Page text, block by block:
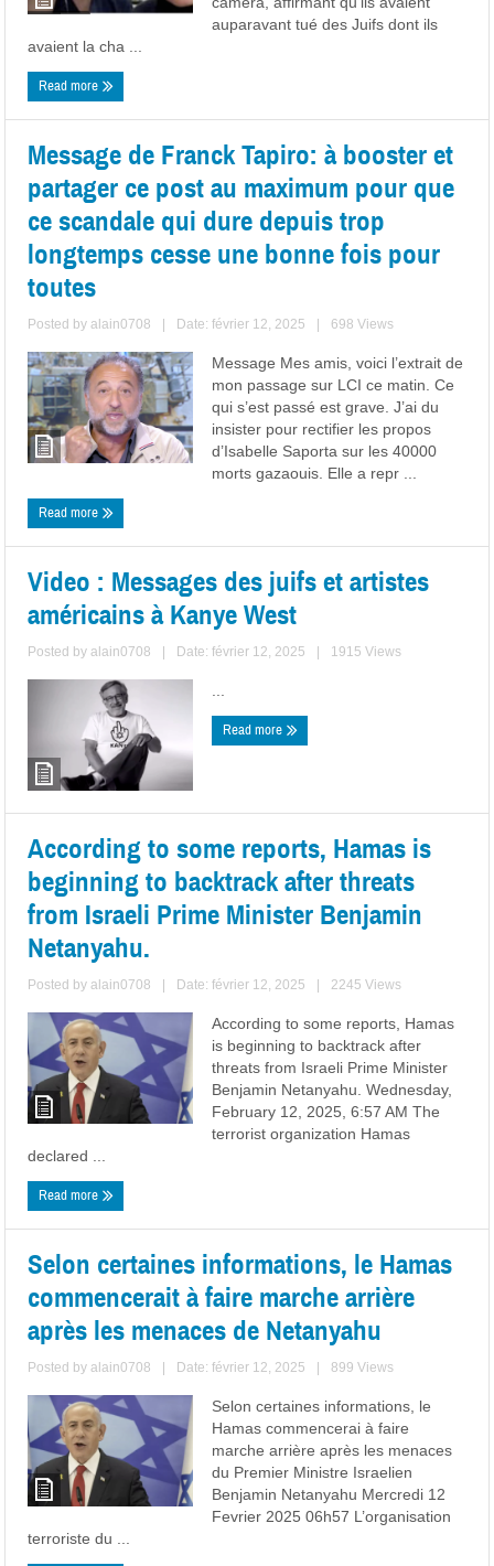
auparavant tué des Juifs dont ils
avaient la cha ...
Read more
Message de Franck Tapiro: à booster et
partager ce post au maximum pour que
ce scandale qui dure depuis trop
longtemps cesse une bonne fois pour
toutes
Posted byalain0708 Date: février 12, 2025 698 Views
Message Mes amis, voici l’extrait de
mon passage sur LCI ce matin. Ce
qui s’est passé est grave. J’ai du
insister pour rectifier les propos
d’Isabelle Saporta sur les 40000
morts gazaouis. Elle a repr ...
Read more
Video : Messages des juifs et artistes
américains à Kanye West
Posted byalain0708 Date: février 12, 2025 1915 Views
Read more
According to some reports, Hamas is
beginning to backtrack after threats
from Israeli Prime Minister Benjamin
Netanyahu.
Posted byalain0708 Date: février 12, 2025 2245 Views
According to some reports, Hamas
is beginning to backtrack after
threats from Israeli Prime Minister
Benjamin Netanyahu. Wednesday,
February 12, 2025, 6:57 AM The
terrorist organization Hamas
declared ...
Read more
Selon certaines informations, le Hamas
commencerait à faire marche arrière
après les menaces de Netanyahu
Posted byalain0708 Date: février 12, 2025 899 Views
Selon certaines informations, le
Hamas commencerai à faire
marche arrière après les menaces
du Premier Ministre Israelien
Benjamin Netanyahu Mercredi 12
Fevrier 2025 06h57 L’organisation
terroriste du ...